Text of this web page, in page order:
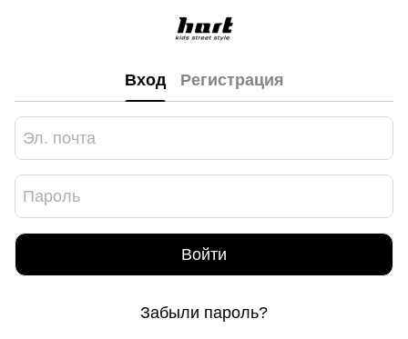
Вход Регистрация
Войти
Забыли пароль?